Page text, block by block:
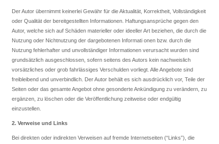
Der Autor übernimmt keinerlei Gewähr für die Aktualität, Korrektheit, Vollständigkeit
oder Qualität der bereitgestellten Informationen. Haftungsansprüche gegen den
Autor, welche sich auf Schäden materieller oder ideeller Art beziehen, die durch die
Nutzung oder Nichtnutzung der dargebotenen Informati onen bzw. durch die
Nutzung fehlerhafter und unvollständiger Informationen verursacht wurden sind
grundsätzlich ausgeschlossen, sofern seitens des Autors kein nachweislich
vorsätzliches oder grob fahrlässiges Verschulden vorliegt. Alle Angebote sind
freibleibend und unverbindlich. Der Autor behält es sich ausdrücklich vor, Teile der
Seiten oder das gesamte Angebot ohne gesonderte Ankündigung zu verändern, zu
ergänzen, zu löschen oder die Veröffentlichung zeitweise oder endgültig
einzustellen.
2. Verweise und Links
Bei direkten oder indirekten Verweisen auf fremde Internetseiten (“Links”), die